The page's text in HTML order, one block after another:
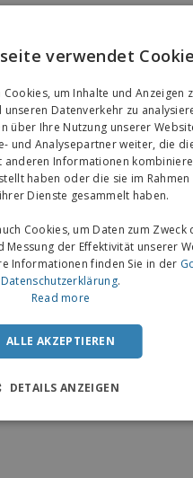
sofern nicht anders angegeben
Deutschland |DE
(€ EUR )
›
Impressum
Rechte vorbehalten.
verwendet
um Inhalte und Anzeigen
Datenverkehr zu
über Ihre Nutzung unserer
und Analysepartner weiter, die
anderen Informationen
haben oder die sie im
Dienste gesammelt haben.
Cookies, um Daten zum Zweck
Messung der Effektivität unserer
Informationen finden Sie in der
Datenschutzerklärung.
Read more
ALLE AKZEPTIEREN
DETAILS ANZEIGEN